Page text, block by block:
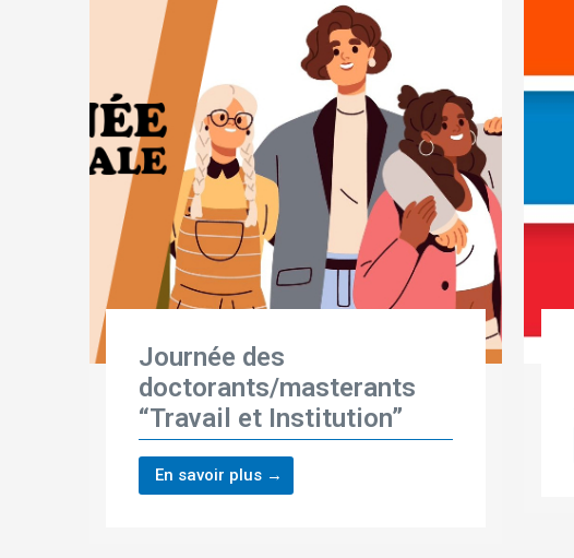
Journée des
doctorants/masterants
“Travail et Institution”
En savoir plus →